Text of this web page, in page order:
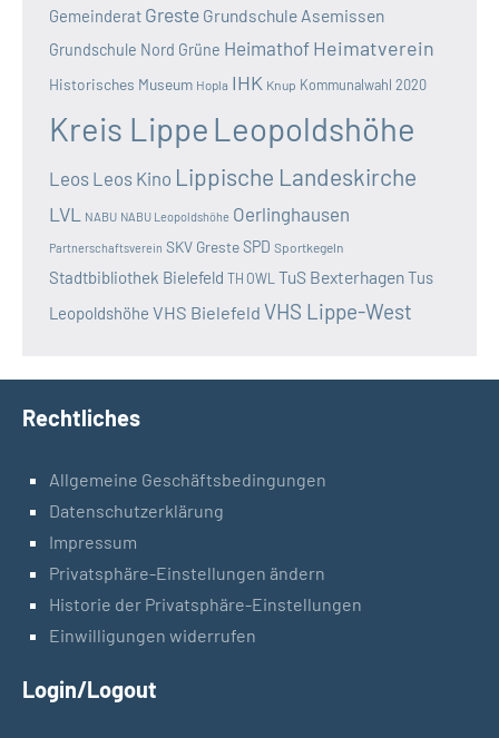
Gemeinderat Greste Grundschule Asemissen
Grundschule Nord Grüne Heimathof Heimatverein
Historisches Museum Hopla IHK Knup Kommunalwahl 2020
Kreis Lippe Leopoldshöhe
Leos Leos Kino Lippische Landeskirche
LVL NABU NABU Leopoldshöhe Oerlinghausen
Partnerschaftsverein SKV GresteSPD Sportkegeln
Stadtbibliothek Bielefeld TH OWL TuS BexterhagenTus
Leopoldshöhe VHS Bielefeld VHS Lippe-West
Rechtliches
Allgemeine Geschäftsbedingungen
Datenschutzerklärung
Impressum
Privatsphäre-Einstellungen ändern
Historie der Privatsphäre-Einstellungen
Einwilligungen widerrufen
Login/Logout